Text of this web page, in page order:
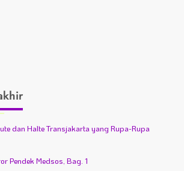
dan Halte Transjakarta yang Rupa-Rupa
Pendek Medsos, Bag. 1